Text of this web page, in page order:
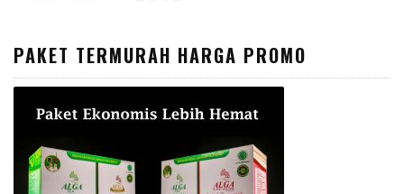
PAKET TERMURAH HARGA PROMO